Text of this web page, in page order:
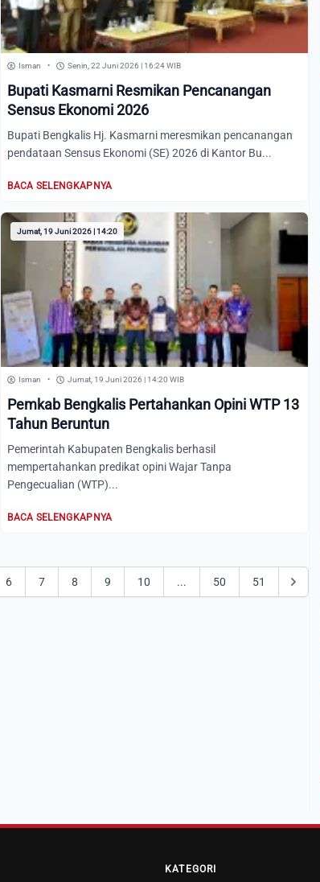
Isman • Senin, 22 Juni 2026 | 16:24 WIB
Bupati Kasmarni Resmikan Pencanangan
Sensus Ekonomi 2026
Bupati Bengkalis Hj. Kasmarni meresmikan pencanangan
pendataan Sensus Ekonomi (SE) 2026 di Kantor Bu...
BACA SELENGKAPNYA
Jumat, 19 Juni 2026 | 14:20
Isman • Jumat, 19 Juni 2026 | 14:20 WIB
Pemkab Bengkalis Pertahankan Opini WTP 13
Tahun Beruntun
Pemerintah Kabupaten Bengkalis berhasil
mempertahankan predikat opini Wajar Tanpa
Pengecualian (WTP)...
BACA SELENGKAPNYA
6 7 8 9 10 ... 50 51
KATEGORI